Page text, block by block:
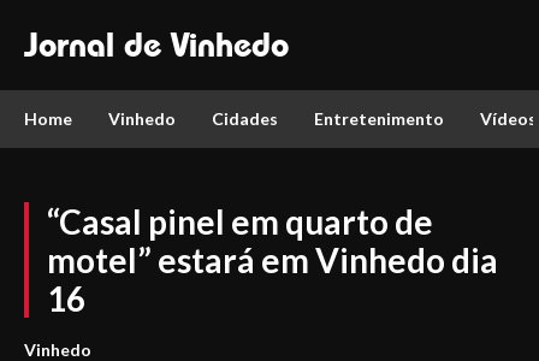
Jornal de Vinhedo
Home Vinhedo Cidades Entretenimento Vídeos
“Casal pinel em quarto de
motel” estará em Vinhedo dia
16
Vinhedo